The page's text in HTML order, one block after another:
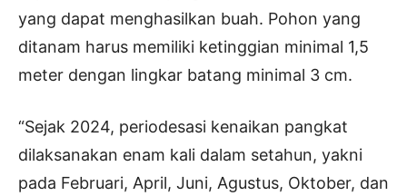
yang dapat menghasilkan buah. Pohon yang
ditanam harus memiliki ketinggian minimal 1,5
meter dengan lingkar batang minimal 3 cm.
“Sejak 2024, periodesasi kenaikan pangkat
dilaksanakan enam kali dalam setahun, yakni
pada Februari, April, Juni, Agustus, Oktober, dan